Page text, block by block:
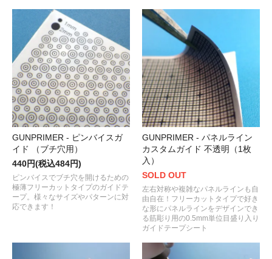
GUNPRIMER - ピンバイスガ
イド （ブチ穴用）
440円(税込484円)
ピンバイスでブチ穴を開けるための
極薄フリーカットタイプのガイドテ
ープ。様々なサイズやパターンに対
応できます！
GUNPRIMER - パネルライン
カスタムガイド 不透明（1枚
入）
SOLD OUT
左右対称や複雑なパネルラインも自
由自在！フリーカットタイプで好き
な形にパネルラインをデザインでき
る筋彫り用の0.5mm単位目盛り入り
ガイドテープシート